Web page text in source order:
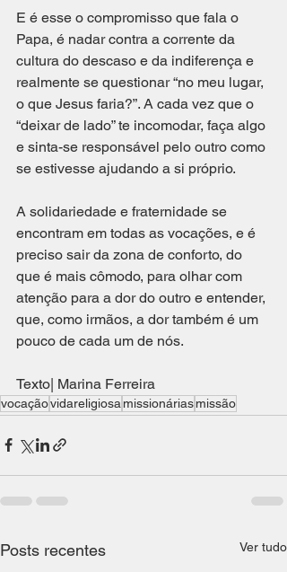
E é esse o compromisso que fala o
Papa, é nadar contra a corrente da
cultura do descaso e da indiferença e
realmente se questionar “no meu lugar,
o que Jesus faria?”. A cada vez que o
“deixar de lado” te incomodar, faça algo
e sinta-se responsável pelo outro como
se estivesse ajudando a si próprio.
A solidariedade e fraternidade se
encontram em todas as vocações, e é
preciso sair da zona de conforto, do
que é mais cômodo, para olhar com
atenção para a dor do outro e entender,
que, como irmãos, a dor também é um
pouco de cada um de nós.
Texto| Marina Ferreira
vocaçãovidareligiosa missionáriasmissão
Posts recentes Ver tudo